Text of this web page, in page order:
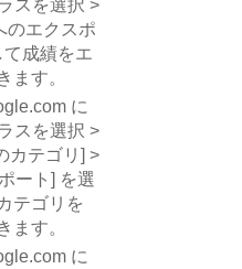
スを選択 >
のエクスポ
成績をエ
ます。
に
スを選択 >
カテゴリ] >
ート] を選
テゴリを
ます。
に